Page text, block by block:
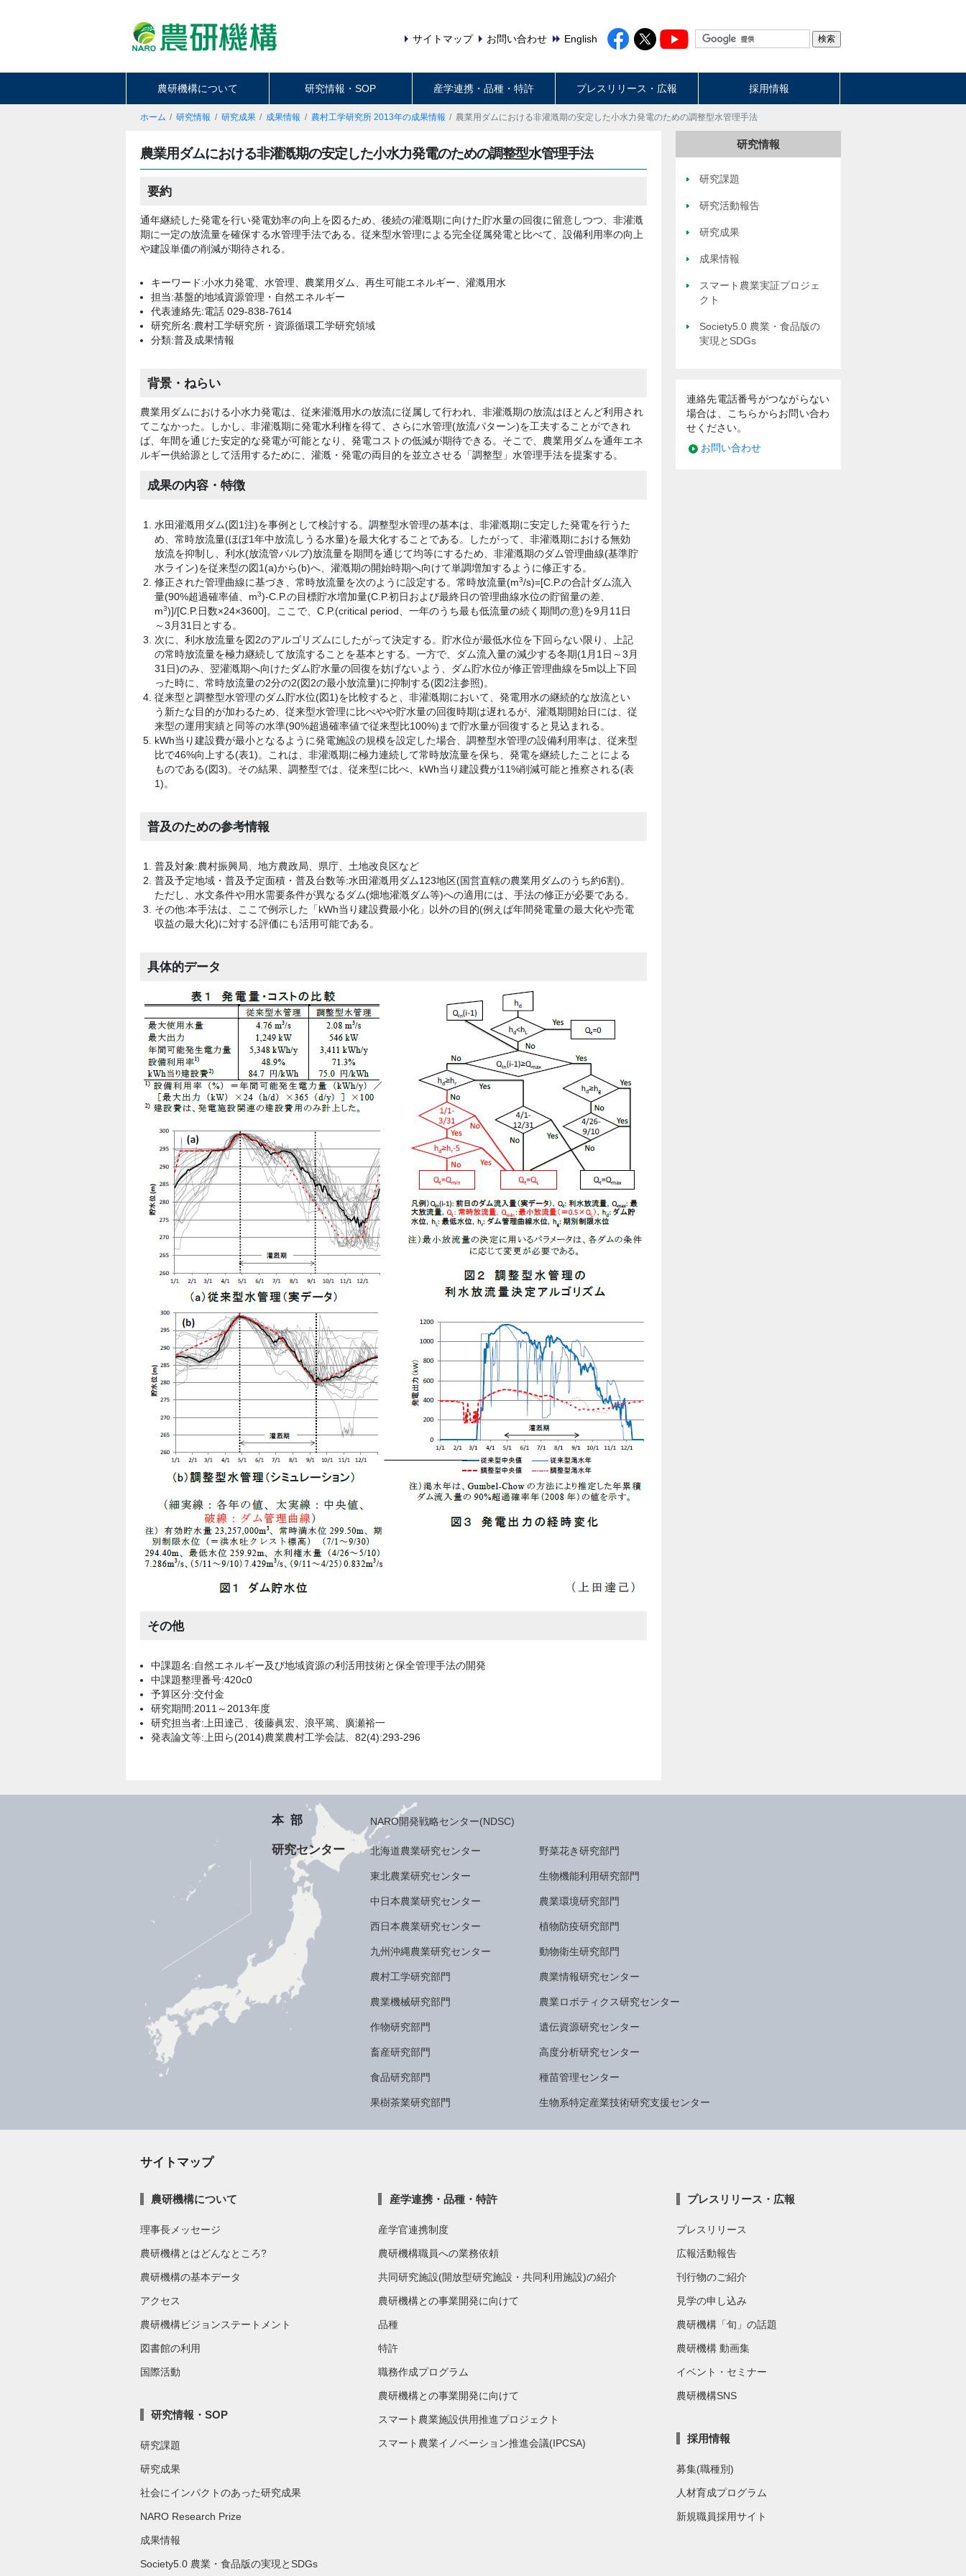
サイトマップ お問い合わせ English
農研機構について 研究情報・SOP 産学連携・品種・特許 プレスリリース・広報 採用情報
ホーム 研究情報 研究成果 成果情報 農村工学研究所 2013年の成果情報 農業用ダムにおける非灌漑期の安定した小水力発電のための調整型水管理手法
農業用ダムにおける非灌漑期の安定した小水力発電のための調整型水管理手法
要約
通年継続した発電を行い発電効率の向上を図るため、後続の灌漑期に向けた貯水量の回復に留意しつつ、非灌漑
期に一定の放流量を確保する水管理手法である。従来型水管理による完全従属発電と比べて、設備利用率の向上
や建設単価の削減が期待される。
キーワード:小水力発電、水管理、農業用ダム、再生可能エネルギー、灌漑用水
担当:基盤的地域資源管理・自然エネルギー
代表連絡先:電話 029-838-7614
研究所名:農村工学研究所・資源循環工学研究領域
分類:普及成果情報
背景・ねらい
農業用ダムにおける小水力発電は、従来灌漑用水の放流に従属して行われ、非灌漑期の放流はほとんど利用され
てこなかった。しかし、非灌漑期に発電水利権を得て、さらに水管理(放流パターン)を工夫することができれ
ば、年間を通じた安定的な発電が可能となり、発電コストの低減が期待できる。そこで、農業用ダムを通年エネ
ルギー供給源として活用するために、灌漑・発電の両目的を並立させる「調整型」水管理手法を提案する。
成果の内容・特徴
水田灌漑用ダム(図1注)を事例として検討する。調整型水管理の基本は、非灌漑期に安定した発電を行うた
め、常時放流量(ほぼ1年中放流しうる水量)を最大化することである。したがって、非灌漑期における無効
放流を抑制し、利水(放流管バルブ)放流量を期間を通じて均等にするため、非灌漑期のダム管理曲線(基準貯
水ライン)を従来型の図1(a)から(b)へ、灌漑期の開始時期へ向けて単調増加するように修正する。
修正された管理曲線に基づき、常時放流量を次のように設定する。常時放流量(m3/s)=[C.P.の合計ダム流入
量(90%超過確率値、m3)-C.P.の目標貯水増加量(C.P.初日および最終日の管理曲線水位の貯留量の差、
m3)]/[C.P.日数×24×3600]。ここで、C.P.(critical period、一年のうち最も低流量の続く期間の意)を9月11日
～3月31日とする。
次に、利水放流量を図2のアルゴリズムにしたがって決定する。貯水位が最低水位を下回らない限り、上記
の常時放流量を極力継続して放流することを基本とする。一方で、ダム流入量の減少する冬期(1月1日～3月
31日)のみ、翌灌漑期へ向けたダム貯水量の回復を妨げないよう、ダム貯水位が修正管理曲線を5m以上下回
った時に、常時放流量の2分の2(図2の最小放流量)に抑制する(図2注参照)。
従来型と調整型水管理のダム貯水位(図1)を比較すると、非灌漑期において、発電用水の継続的な放流とい
う新たな目的が加わるため、従来型水管理に比べやや貯水量の回復時期は遅れるが、灌漑期開始日には、従
来型の運用実績と同等の水準(90%超過確率値で従来型比100%)まで貯水量が回復すると見込まれる。
kWh当り建設費が最小となるように発電施設の規模を設定した場合、調整型水管理の設備利用率は、従来型
比で46%向上する(表1)。これは、非灌漑期に極力連続して常時放流量を保ち、発電を継続したことによる
ものである(図3)。その結果、調整型では、従来型に比べ、kWh当り建設費が11%削減可能と推察される(表
1)。
普及のための参考情報
普及対象:農村振興局、地方農政局、県庁、土地改良区など
普及予定地域・普及予定面積・普及台数等:水田灌漑用ダム123地区(国営直轄の農業用ダムのうち約6割)。
ただし、水文条件や用水需要条件が異なるダム(畑地灌漑ダム等)への適用には、手法の修正が必要である。
その他:本手法は、ここで例示した「kWh当り建設費最小化」以外の目的(例えば年間発電量の最大化や売電
収益の最大化)に対する評価にも活用可能である。
具体的データ
その他
中課題名:自然エネルギー及び地域資源の利活用技術と保全管理手法の開発
中課題整理番号:420c0
予算区分:交付金
研究期間:2011～2013年度
研究担当者:上田達己、後藤眞宏、浪平篤、廣瀬裕一
発表論文等:上田ら(2014)農業農村工学会誌、82(4):293-296
研究情報
研究課題
研究活動報告
研究成果
成果情報
スマート農業実証プロジェ
クト
Society5.0 農業・食品版の
実現とSDGs
連絡先電話番号がつながらない
場合は、こちらからお問い合わ
せください。
お問い合わせ
本部 NARO開発戦略センター(NDSC)
研究センター 北海道農業研究センター
東北農業研究センター
中日本農業研究センター
西日本農業研究センター
九州沖縄農業研究センター
農村工学研究部門
農業機械研究部門
作物研究部門
畜産研究部門
食品研究部門
果樹茶業研究部門
野菜花き研究部門
生物機能利用研究部門
農業環境研究部門
植物防疫研究部門
動物衛生研究部門
農業情報研究センター
農業ロボティクス研究センター
遺伝資源研究センター
高度分析研究センター
種苗管理センター
生物系特定産業技術研究支援センター
サイトマップ
農研機構について
理事長メッセージ
農研機構とはどんなところ?
農研機構の基本データ
アクセス
農研機構ビジョンステートメント
図書館の利用
国際活動
研究情報・SOP
研究課題
研究成果
社会にインパクトのあった研究成果
NARO Research Prize
成果情報
Society5.0 農業・食品版の実現とSDGs
産学連携・品種・特許
産学官連携制度
農研機構職員への業務依頼
共同研究施設(開放型研究施設・共同利用施設)の紹介
農研機構との事業開発に向けて
品種
特許
職務作成プログラム
農研機構との事業開発に向けて
スマート農業施設供用推進プロジェクト
スマート農業イノベーション推進会議(IPCSA)
プレスリリース・広報
プレスリリース
広報活動報告
刊行物のご紹介
見学の申し込み
農研機構「旬」の話題
農研機構 動画集
イベント・セミナー
農研機構SNS
採用情報
募集(職種別)
人材育成プログラム
新規職員採用サイト